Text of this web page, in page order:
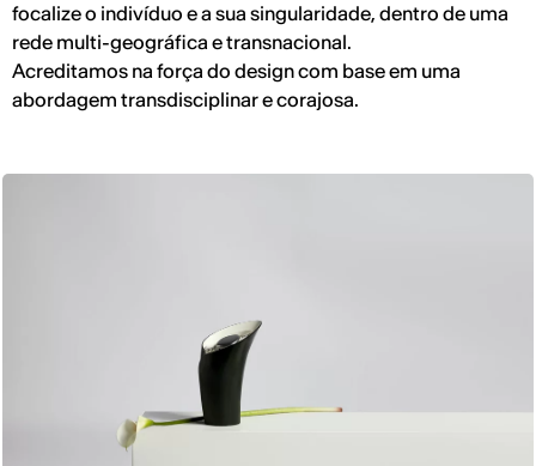
focalize o indivíduo e a sua singularidade, dentro de uma
rede multi-geográfica e transnacional.
Acreditamos na força do design com base em uma
abordagem transdisciplinar e corajosa.